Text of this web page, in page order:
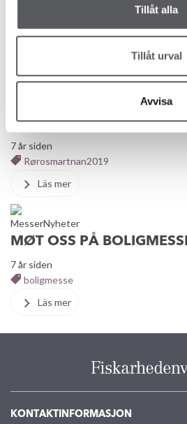
Tillåt alla
Tillåt urval
Avvisa
FISKARHEDENVILLAN PÅ
RØROSMARTNAN
7 år siden
Rørosmartnan2019
Läs mer
MesserNyheter
MØT OSS PÅ
7 år siden
boligmesse
Läs mer
KONTAKTINFORMASJON